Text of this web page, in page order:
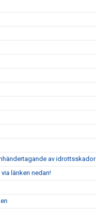
av idrottsskador
länken nedan!